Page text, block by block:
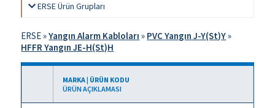
ERSE Ürün Grupları
ERSE»Yangın Alarm Kabloları » PVC Yangın J-Y(St)Y»
HFFR Yangın JE-H(St)H
MARKA | ÜRÜN KODU
ÜRÜN AÇIKLAMASI